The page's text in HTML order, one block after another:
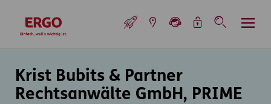
zur Startseite
Krist Bubits & Partner
Rechtsanwälte GmbH, PRIME